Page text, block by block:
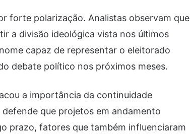
forte polarização. Analistas observam que
a divisão ideológica vista nos últimos
capaz de representar o eleitorado
debate político nos próximos meses.
a importância da continuidade
que projetos em andamento
prazo, fatores que também influenciaram